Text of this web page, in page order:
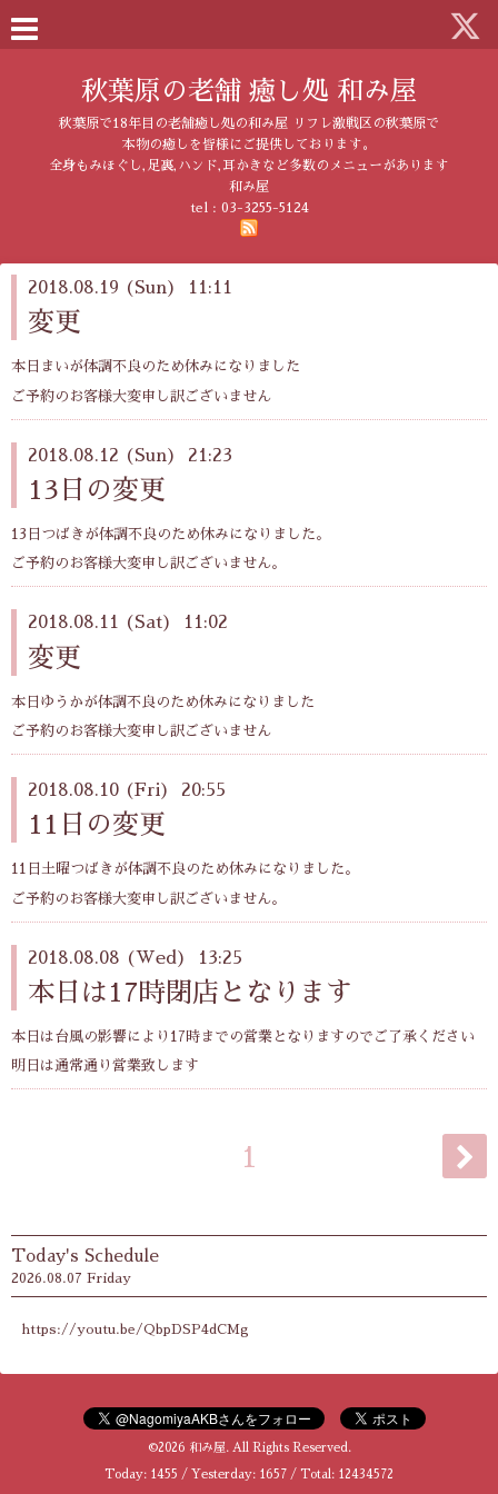
秋葉原の老舗 癒し処 和み屋
秋葉原で18年目の老舗癒し処の和み屋 リフレ激戦区の秋葉原で
本物の癒しを皆様にご提供しております。
全身もみほぐし,足裏,ハンド,耳かきなど多数のメニューがあります
和み屋
tel : 03-3255-5124
2018.08.19 (Sun) 11:11
変更
本日まいが体調不良のため休みになりました
ご予約のお客様大変申し訳ございません
2018.08.12 (Sun) 21:23
13日の変更
13日つばきが体調不良のため休みになりました。
ご予約のお客様大変申し訳ございません。
2018.08.11 (Sat) 11:02
変更
本日ゆうかが体調不良のため休みになりました
ご予約のお客様大変申し訳ございません
2018.08.10 (Fri) 20:55
11日の変更
11日土曜つばきが体調不良のため休みになりました。
ご予約のお客様大変申し訳ございません。
2018.08.08 (Wed) 13:25
本日は17時閉店となります
本日は台風の影響により17時までの営業となりますのでご了承ください
明日は通常通り営業致します
1
Today's Schedule
2026.08.07 Friday
https://youtu.be/QbpDSP4dCMg
©2026 和み屋. All Rights Reserved.
Today: 1455 / Yesterday: 1657 / Total: 12434572